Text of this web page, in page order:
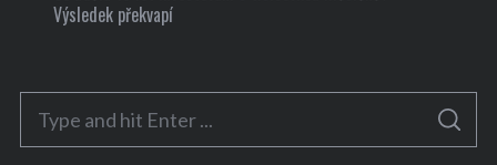
Výsledek překvapí
S
A